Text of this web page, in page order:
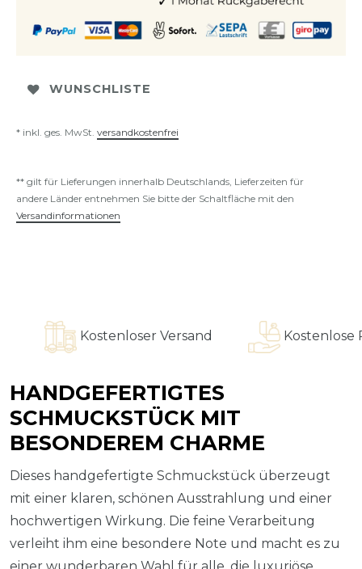
WUNSCHLISTE
* inkl. ges. MwSt. versandkostenfrei
** gilt für Lieferungen innerhalb Deutschlands, Lieferzeiten für
andere Länder entnehmen Sie bitte der Schaltfläche mit den
Versandinformationen
Kostenloser Versand Kostenlose
HANDGEFERTIGTES
SCHMUCKSTÜCK MIT
BESONDEREM CHARME
Dieses handgefertigte Schmuckstück überzeugt
mit einer klaren, schönen Ausstrahlung und einer
hochwertigen Wirkung. Die feine Verarbeitung
verleiht ihm eine besondere Note und macht es zu
einer wunderbaren Wahl für alle, die luxuriöse